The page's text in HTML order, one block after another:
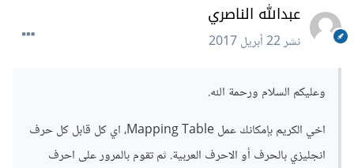
عبدالله الناصري
نشر22 أبريل 2017
وعليكم السلام ورحمة الله.
اخي الكريم بإمكانك عمل Mapping Table، اي كل قابل كل حرف
انجليزي بالحرف أو الاحرف العربية. ثم تقوم بالمرور على احرف